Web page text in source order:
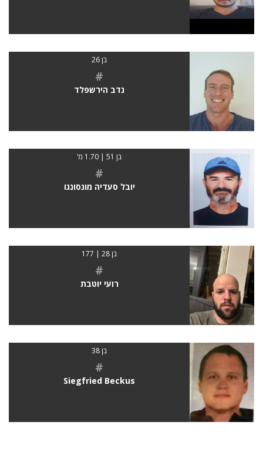
בן 26
#
נדב הירשפלד
בן 51 | 1.70 מ'
#
יובל סעדיה מונסונגו
בן 28 | 177
#
רועי יוטבת
בן 38
#
Siegfried Beckus